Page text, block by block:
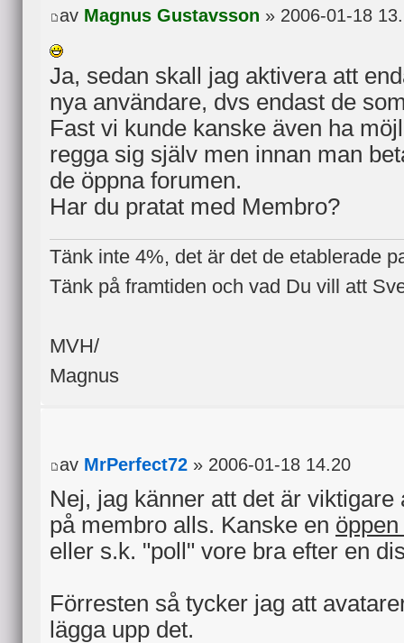
av Magnus Gustavsson » 2006-01-18
Ja, sedan skall jag aktivera att
nya användare, dvs endast de
Fast vi kunde kanske även ha
regga sig själv men innan man
de öppna forumen.
Har du pratat med Membro?
Tänk inte 4%, det är det de etablerade
Tänk på framtiden och vad Du vill att
MVH/
Magnus
av MrPerfect72 » 2006-01-18 14.20
Nej, jag känner att det är
på membro alls. Kanske en öppen
eller s.k. "poll" vore bra efter en
Förresten så tycker jag att
lägga upp det.